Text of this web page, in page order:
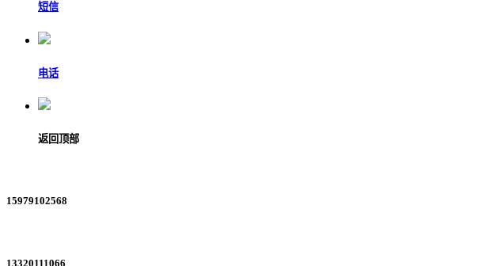
短信
电话
返回顶部
15979102568
13320111066